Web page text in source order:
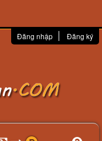
Đăng nhập Đăng ký